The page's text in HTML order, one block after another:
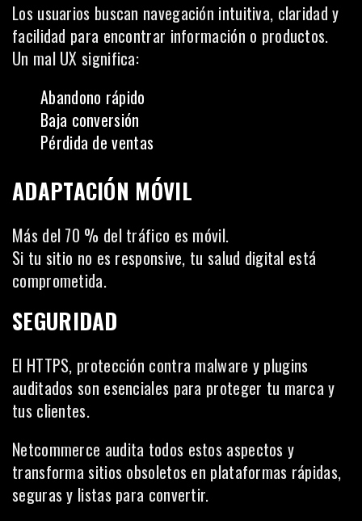
Los usuarios buscan navegación intuitiva, claridad y
facilidad para encontrar información o productos.
Un mal UX significa:
Abandono rápido
Baja conversión
Pérdida de ventas
ADAPTACIÓN MÓVIL
Más del 70 % del tráfico es móvil.
Si tu sitio no es responsive, tu salud digital está
comprometida.
SEGURIDAD
El HTTPS, protección contra malware y plugins
auditados son esenciales para proteger tu marca y
tus clientes.
Netcommerce audita todos estos aspectos y
transforma sitios obsoletos en plataformas rápidas,
seguras y listas para convertir.